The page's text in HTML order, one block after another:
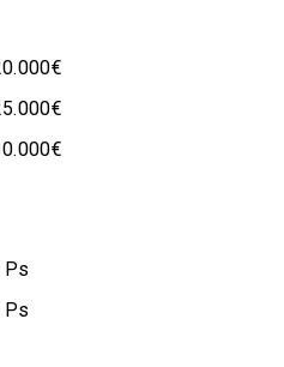
Ps
Ps